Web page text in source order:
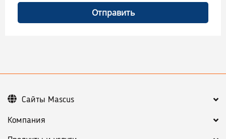
Отправить
Компания
Сайты Mascus